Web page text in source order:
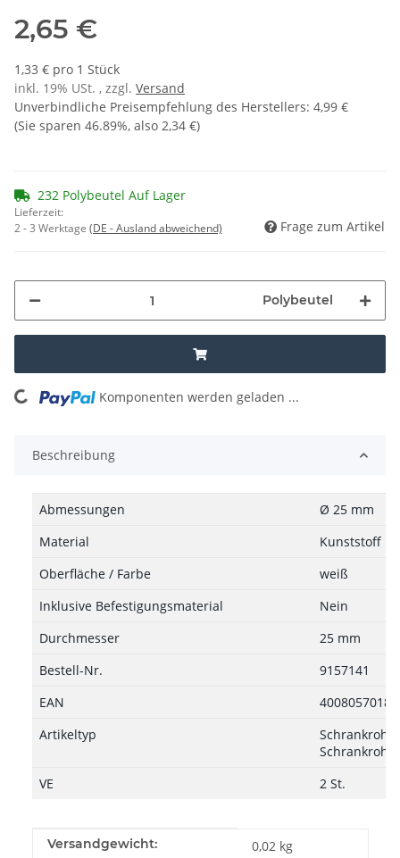
2,65 €
1,33 € pro 1 Stück
inkl. 19% USt. , zzgl. Versand
Unverbindliche Preisempfehlung des Herstellers: 4,99 €
(Sie sparen 46.89%, also 2,34 €)
232 Polybeutel Auf Lager
Lieferzeit:
2 - 3 Werktage (DE - Ausland abweichend) Frage zum Artikel
Polybeutel
Komponenten werden geladen ...
Beschreibung
Abmessungen
Ø 25 mm
Material
Kunststoff
Oberfläche / Farbe
weiß
Inklusive Befestigungsmaterial
Nein
Durchmesser
25 mm
Bestell-Nr.
9157141
EAN
Artikeltyp
VE
2 St.
Produkteigenschaft
Wert
Versandgewicht: 0,02 kg